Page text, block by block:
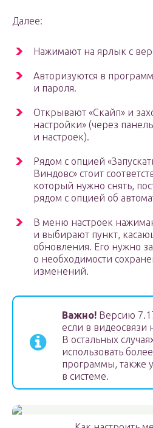
Далее:
Нажимают на ярлык с
Авторизуются в
и пароля.
Открывают «Скайп» и
настройки» (через
и настроек).
Рядом с опцией
Виндовс» стоит
который нужно снять,
рядом с опцией об
В меню настроек
и выбирают пункт,
обновления. Его нужно
о необходимости
изменений.
Важно! Версию
если в видеосвязи
В остальных
использовать
программы, также
в системе.